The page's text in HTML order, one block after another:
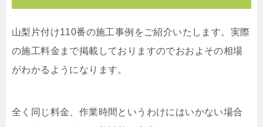
山梨片付け110番の施工事例をご紹介いたします。実際
の施工料金まで掲載しておりますのでおおよその相場
がわかるようになります。
全く同じ料金、作業時間というわけにはいかない場合